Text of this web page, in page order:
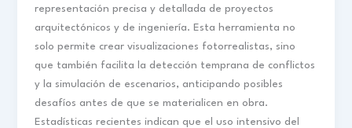
representación precisa y detallada de proyectos
arquitectónicos y de ingeniería. Esta herramienta no
solo permite crear visualizaciones fotorrealistas, sino
que también facilita la detección temprana de conflictos
y la simulación de escenarios, anticipando posibles
desafíos antes de que se materialicen en obra.
Estadísticas recientes indican que el uso intensivo del